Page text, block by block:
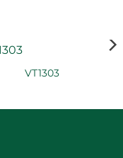
VT1303